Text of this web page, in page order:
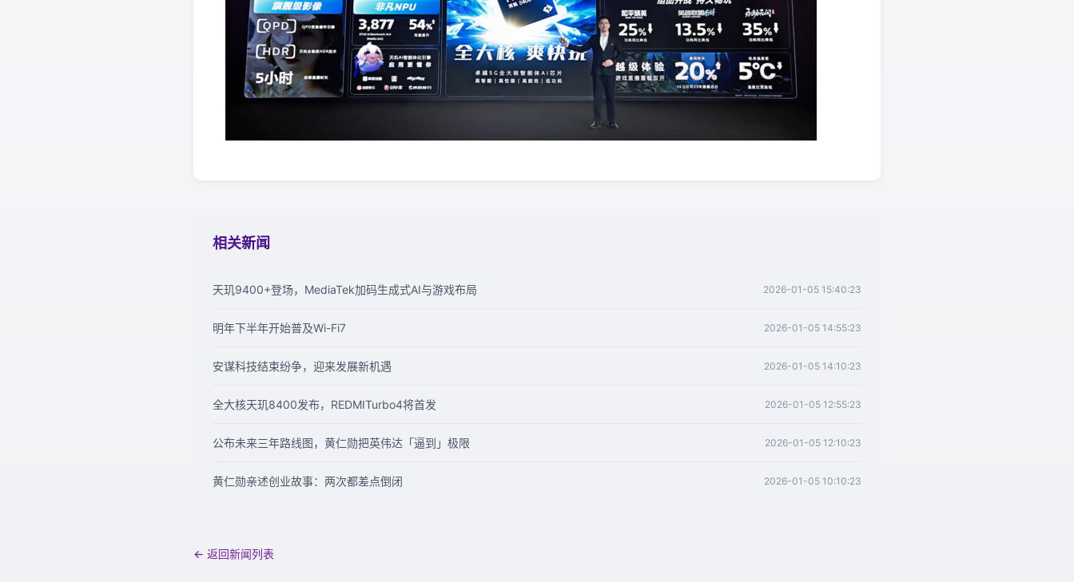
相关新闻
天玑9400+登场，MediaTek加码生成式AI与游戏布局 2026-01-05 15:40:23
明年下半年开始普及Wi-Fi7 2026-01-05 14:55:23
安谋科技结束纷争，迎来发展新机遇 2026-01-05 14:10:23
全大核天玑8400发布，REDMITurbo4将首发 2026-01-05 12:55:23
公布未来三年路线图，黄仁勋把英伟达「逼到」极限 2026-01-05 12:10:23
黄仁勋亲述创业故事：两次都差点倒闭 2026-01-05 10:10:23
← 返回新闻列表